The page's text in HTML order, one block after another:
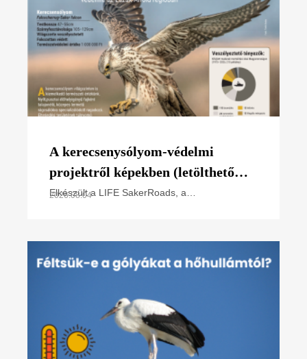
A kerecsenysólyom-védelmi
projektről képekben (letölthető
poszter)
Elkészült a LIFE SakerRoads, a
2026.08.04